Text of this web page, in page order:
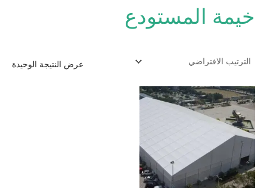
خيمة المستودع
عرض النتيجة الوحيدة